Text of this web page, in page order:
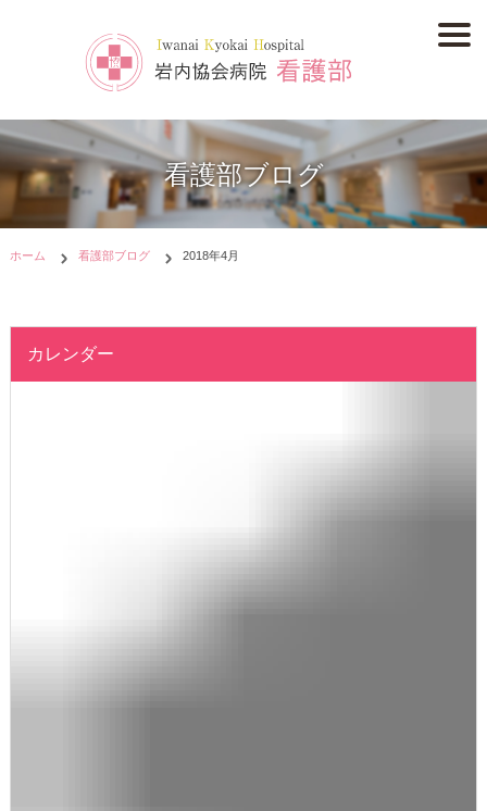
看護部ブログ
ホーム 看護部ブログ 2018年4月
カレンダー